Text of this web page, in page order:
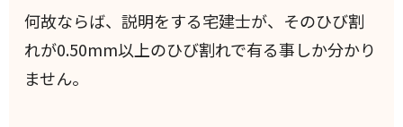
何故ならば、説明をする宅建士が、そのひび割
れが0.50mm以上のひび割れで有る事しか分かり
ません。